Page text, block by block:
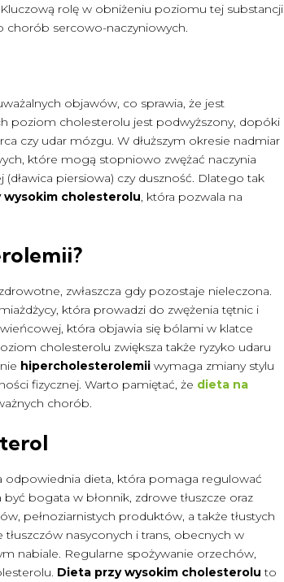
rolę w obniżeniu poziomu tej substancji
chorób sercowo-naczyniowych.
objawów, co sprawia, że jest
poziom cholesterolu jest podwyższony, dopóki
czy udar mózgu. W dłuższym okresie nadmiar
które mogą stopniowo zwężać naczynia
piersiowa) czy duszność. Dlatego tak
wysokim cholesterolu , która pozwala na
zwłaszcza gdy pozostaje nieleczona.
która prowadzi do zwężenia tętnic i
która objawia się bólami w klatce
cholesterolu zwiększa także ryzyko udaru
hipercholesterolemii wymaga zmiany stylu
fizycznej. Warto pamiętać, że dieta na
chorób.
odpowiednia dieta, która pomaga regulować
bogata w błonnik, zdrowe tłuszcze oraz
pełnoziarnistych produktów, a także tłustych
nasyconych i trans, obecnych w
nabiale. Regularne spożywanie orzechów,
Dieta przy wysokim cholesterolu to